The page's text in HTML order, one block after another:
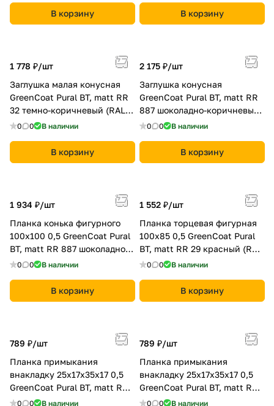
В корзину
хромовая зелень)
В корзину
1 778 ₽/шт
Заглушка малая конусная
GreenCoat Pural BT, matt RR
32 темно-коричневый (RAL
8019 серо-коричневый)
0 0 В наличии
В корзину
2 175 ₽/шт
Заглушка конусная
GreenCoat Pural BT, matt RR
887 шоколадно-коричневый
(RAL8017 шоколад)
0 0 В наличии
В корзину
1 934 ₽/шт
Планка конька фигурного
100x100 0,5 GreenCoat Pural
BT, matt RR 887 шоколадно-
коричневый (RAL 8017
0 0 В наличии
В корзину
1 552 ₽/шт
Планка торцевая фигурная
100х85 0,5 GreenCoat Pural
BT, matt RR 29 красный (RAL
3009 оксидно-красный)
0 0 В наличии
В корзину
789 ₽/шт
Планка примыкания
внакладку 25х17х35х17 0,5
GreenCoat Pural BT, matt RR
887 шоколадно-коричневый
0 0 В наличии
789 ₽/шт
Планка примыкания
внакладку 25х17х35х17 0,5
GreenCoat Pural BT, matt RR
11 темно-зеленый (RAL 6020
0 0 В наличии